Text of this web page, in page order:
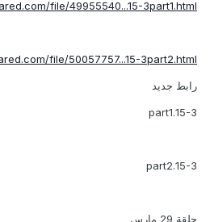
file/49955540...15-3part1.html
file/50057757...15-3part2.html
رابط جديد
15-3.part1
15-3.part2
حلقة 29 مارس